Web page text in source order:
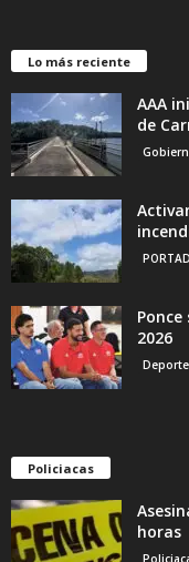
Lo más reciente
AAA
de
Ponce
2026
Policiacas
horas